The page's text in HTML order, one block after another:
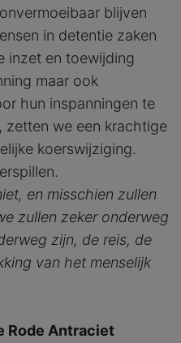
blijven
in detentie zaken
inzet en toewijding
maar ook
hun inspanningen te
zetten we een krachtige
koerswijziging.
en misschien zullen
zullen zeker onderweg
zijn, de reis, de
van het menselijk
Rode Antraciet